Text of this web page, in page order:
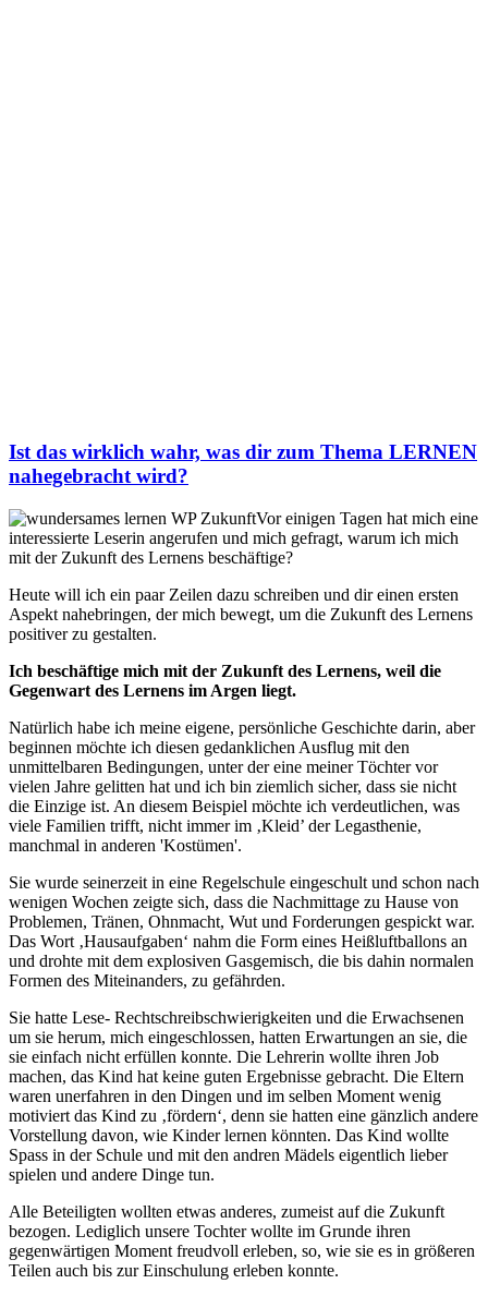
Ist das wirklich wahr, was dir zum Thema LERNEN
nahegebracht wird?
Vor einigen Tagen hat mich eine
interessierte Leserin angerufen und mich gefragt, warum ich mich
mit der Zukunft des Lernens beschäftige?
Heute will ich ein paar Zeilen dazu schreiben und dir einen ersten
Aspekt nahebringen, der mich bewegt, um die Zukunft des Lernens
positiver zu gestalten.
Ich beschäftige mich mit der Zukunft des Lernens, weil die
Gegenwart des Lernens im Argen liegt.
Natürlich habe ich meine eigene, persönliche Geschichte darin, aber
beginnen möchte ich diesen gedanklichen Ausflug mit den
unmittelbaren Bedingungen, unter der eine meiner Töchter vor
vielen Jahre gelitten hat und ich bin ziemlich sicher, dass sie nicht
die Einzige ist. An diesem Beispiel möchte ich verdeutlichen, was
viele Familien trifft, nicht immer im ‚Kleid’ der Legasthenie,
manchmal in anderen 'Kostümen'.
Sie wurde seinerzeit in eine Regelschule eingeschult und schon nach
wenigen Wochen zeigte sich, dass die Nachmittage zu Hause von
Problemen, Tränen, Ohnmacht, Wut und Forderungen gespickt war.
Das Wort ‚Hausaufgaben‘ nahm die Form eines Heißluftballons an
und drohte mit dem explosiven Gasgemisch, die bis dahin normalen
Formen des Miteinanders, zu gefährden.
Sie hatte Lese- Rechtschreibschwierigkeiten und die Erwachsenen
um sie herum, mich eingeschlossen, hatten Erwartungen an sie, die
sie einfach nicht erfüllen konnte. Die Lehrerin wollte ihren Job
machen, das Kind hat keine guten Ergebnisse gebracht. Die Eltern
waren unerfahren in den Dingen und im selben Moment wenig
motiviert das Kind zu ‚fördern‘, denn sie hatten eine gänzlich andere
Vorstellung davon, wie Kinder lernen könnten. Das Kind wollte
Spass in der Schule und mit den andren Mädels eigentlich lieber
spielen und andere Dinge tun.
Alle Beteiligten wollten etwas anderes, zumeist auf die Zukunft
bezogen. Lediglich unsere Tochter wollte im Grunde ihren
gegenwärtigen Moment freudvoll erleben, so, wie sie es in größeren
Teilen auch bis zur Einschulung erleben konnte.